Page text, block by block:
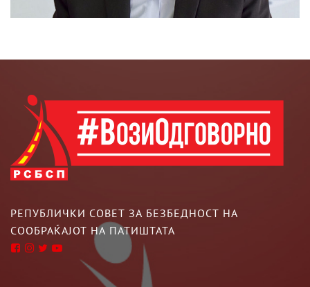
РЕПУБЛИЧКИ СОВЕТ ЗА БЕЗБЕДНОСТ НА
СООБРАЌАЈОТ НА ПАТИШТАТА